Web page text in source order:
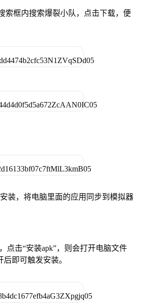
索框内搜索爆裂小队，点击下载，便
装，将电脑里面的应用同步到模拟器
点击“安装apk”，则会打开电脑文件
即可触发安装。